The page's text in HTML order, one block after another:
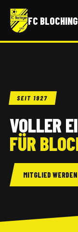
FC
SEIT 1927
VOLLER
FÜR
MITGLIED WERDEN